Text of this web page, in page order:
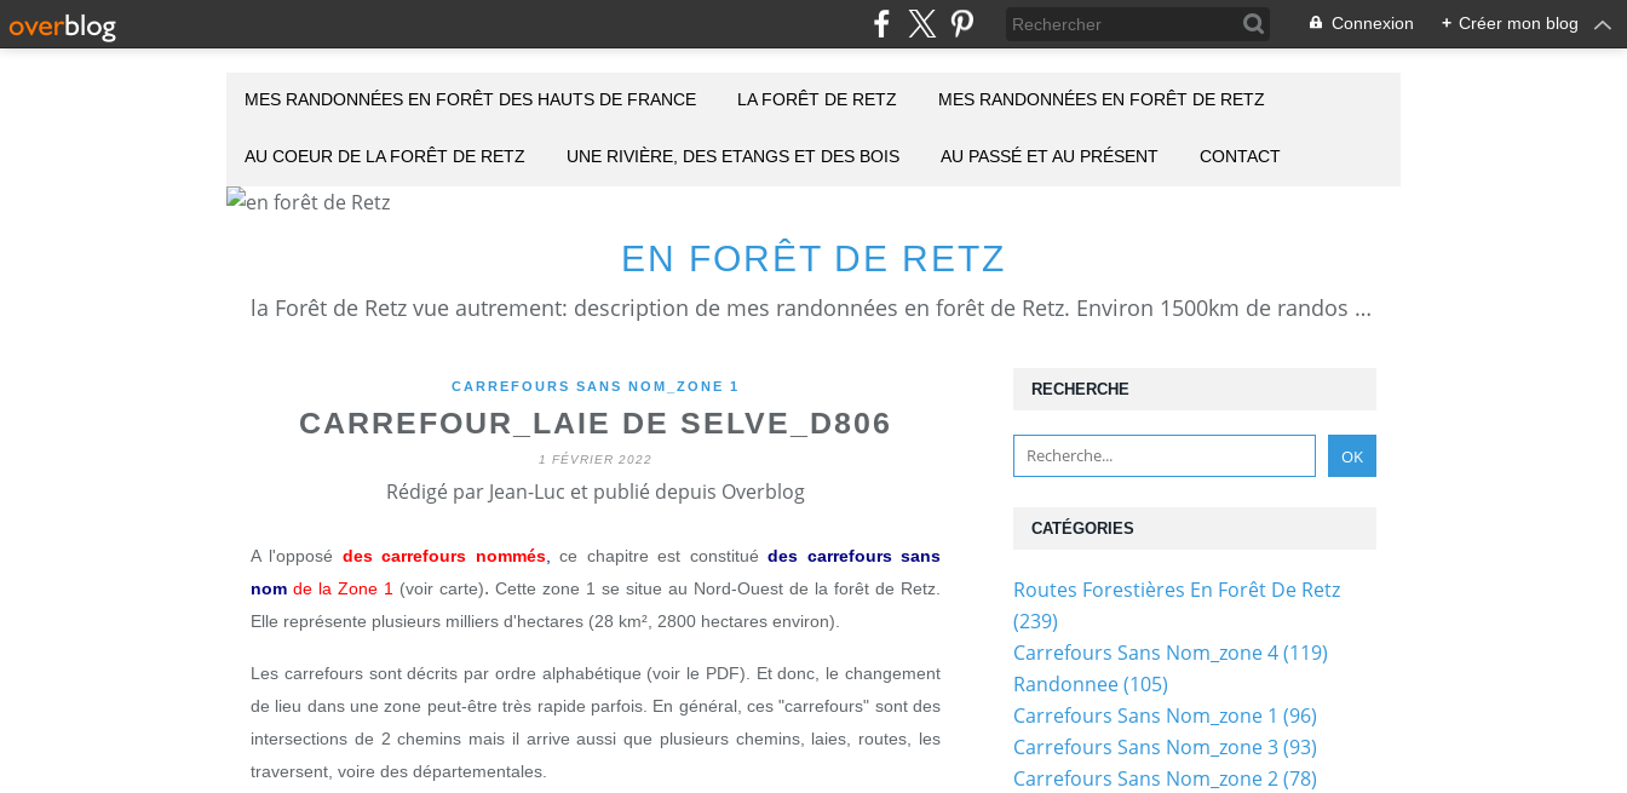
Connexion + Créer mon blog
EN FORÊT DE RETZ
la Forêt de Retz vue autrement: description de mes randonnées en forêt de Retz. Environ 1500km de randos et 25000 photos pour montrer cette forêt magnifique et ses particularités: les lieux atypiques comme la Pierre Clouise, la Cave du Diable, la Pierre Fortière, la Grotte Saint-Antoine ... Mais aussi les 360 carrefours nommés, plus de 100 routes forestières, les étangs, des villages et hameaux
MES RANDONNÉES EN FORÊT DES HAUTS DE FRANCE LA FORÊT DE RETZ MES RANDONNÉES EN FORÊT DE RETZ
AU COEUR DE LA FORÊT DE RETZ UNE RIVIÈRE, DES ETANGS ET DES BOIS AU PASSÉ ET AU PRÉSENT CONTACT
CARREFOURS SANS NOM_ZONE 1
CARREFOUR_LAIE DE SELVE_D806
1 FÉVRIER 2022
Rédigé par Jean-Luc et publié depuis Overblog
A l'opposé des carrefours nommés, ce chapitre est constituédes carrefours sans
nom de la Zone 1 (voir carte). Cette zone 1 se situe au Nord-Ouest de la forêt de Retz.
Elle représente plusieurs milliers d'hectares (28 km², 2800 hectares environ).
Les carrefours sont décrits par ordre alphabétique (voir le PDF). Et donc, le changement
de lieu dans une zone peut-être très rapide parfois. En général, ces "carrefours" sont des
intersections de 2 chemins mais il arrive aussi que plusieurs chemins, laies, routes, les
traversent, voire des départementales.
RECHERCHE
CATÉGORIES
Routes Forestières En Forêt De Retz
(239)
Carrefours Sans Nom_zone 4(119)
Randonnee(105)
Carrefours Sans Nom_zone 1 (96)
Carrefours Sans Nom_zone 3(93)
Carrefours Sans Nom_zone 2(78)